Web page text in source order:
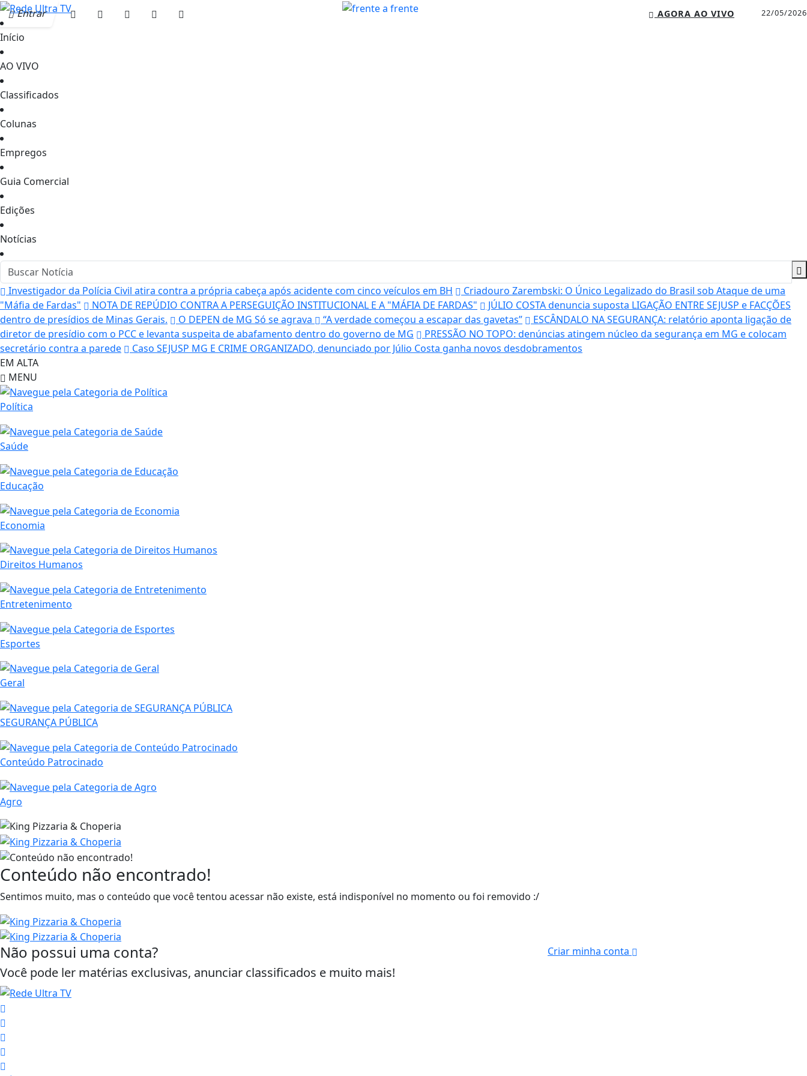
Entrar 22/05/2026
AGORA AO VIVO
Início
AO VIVO
Classificados
Colunas
Empregos
Guia Comercial
Edições
Notícias
Investigador da Polícia Civil atira contra a própria cabeça após acidente com cinco veículos em BH
Criadouro Zarembski: O Único Legalizado do Brasil sob Ataque de uma
"Máfia de Fardas"
NOTA DE REPÚDIO CONTRA A PERSEGUIÇÃO INSTITUCIONAL E A "MÁFIA DE FARDAS"
JÚLIO COSTA denuncia suposta LIGAÇÃO ENTRE SEJUSP e FACÇÕES
dentro de presídios de Minas Gerais.
O DEPEN de MG Só se agrava “A verdade começou a escapar das gavetas”
ESCÂNDALO NA SEGURANÇA: relatório aponta ligação de
diretor de presídio com o PCC e levanta suspeita de abafamento dentro do governo de MG
PRESSÃO NO TOPO: denúncias atingem núcleo da segurança em MG e colocam
secretário contra a parede
Caso SEJUSP MG E CRIME ORGANIZADO, denunciado por Júlio Costa ganha novos desdobramentos
EM ALTA
MENU
Política
Saúde
Educação
Economia
Direitos Humanos
Entretenimento
Esportes
Geral
SEGURANÇA PÚBLICA
Conteúdo Patrocinado
Agro
Conteúdo não encontrado!
Sentimos muito, mas o conteúdo que você tentou acessar não existe, está indisponível no momento ou foi removido :/
Não possui uma conta?
Você pode ler matérias exclusivas, anunciar classificados e muito mais!
Criar minha conta